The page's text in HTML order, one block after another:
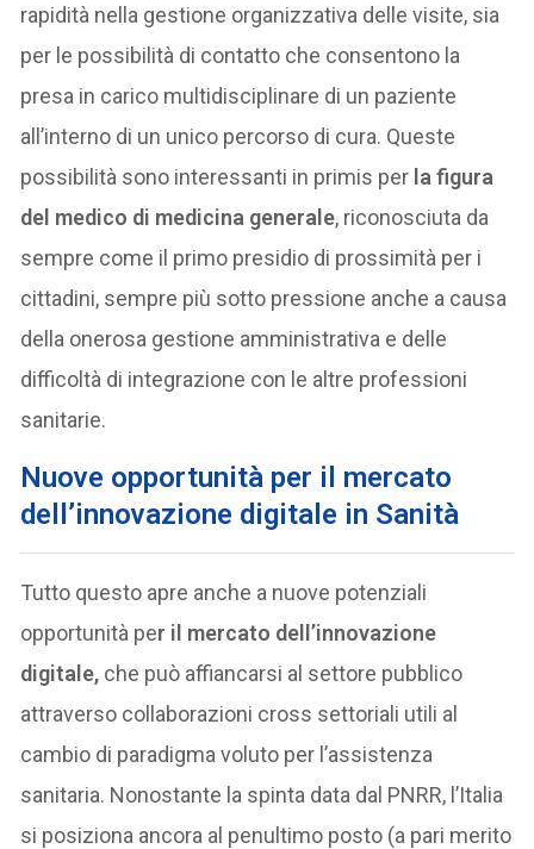
rapidità nella gestione organizzativa delle visite, sia
per le possibilità di contatto che consentono la
presa in carico multidisciplinare di un paziente
all’interno di un unico percorso di cura. Queste
possibilità sono interessanti in primis per la figura
del medico di medicina generale, riconosciuta da
sempre come il primo presidio di prossimità per i
cittadini, sempre più sotto pressione anche a causa
della onerosa gestione amministrativa e delle
difficoltà di integrazione con le altre professioni
sanitarie.
Nuove opportunità per il mercato
dell’innovazione digitale in Sanità
Tutto questo apre anche a nuove potenziali
opportunità per il mercato dell’innovazione
digitale, che può affiancarsi al settore pubblico
attraverso collaborazioni cross settoriali utili al
cambio di paradigma voluto per l’assistenza
sanitaria. Nonostante la spinta data dal PNRR, l’Italia
si posiziona ancora al penultimo posto (a pari merito